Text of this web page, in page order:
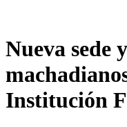
Nueva sede
Institución